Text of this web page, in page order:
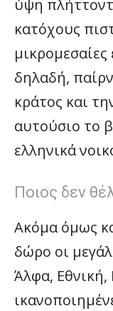
ύψη
κατόχους
δηλαδή,
κράτος και
αυτούσιο το
ελληνικά
Ποιος δεν
Ακόμα όμως
δώρο οι
Άλφα, Εθνική,